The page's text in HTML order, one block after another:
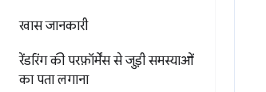
खास जानकारी
रेंडरिंग की परफ़ॉर्मेंस से जुड़ी समस्याओं
का पता लगाना